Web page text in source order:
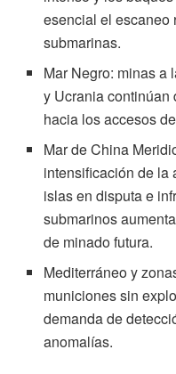
esencial el escaneo
submarinas.
Mar Negro: minas a
y Ucrania continúan
hacia los accesos
Mar de China
intensificación de la
islas en disputa e
submarinos
de minado futura.
Mediterráneo y
municiones sin
demanda de
anomalías.